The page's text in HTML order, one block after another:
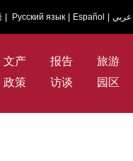
Русский язык Español عربي
文产 报告 旅游
政策 访谈 园区